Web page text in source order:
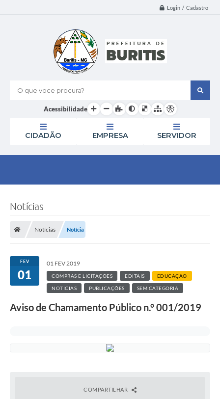
Login / Cadastro
O que voce procura?
Acessibilidade
CIDADÃO EMPRESA SERVIDOR
Notícias
Notícias Notícia
FEV
01
01 FEV 2019
COMPRAS E LICITAÇÕES EDITAIS EDUCAÇÃO
NOTICIAS PUBLICAÇÕES SEM CATEGORIA
Aviso de Chamamento Público n.° 001/2019
COMPARTILHAR